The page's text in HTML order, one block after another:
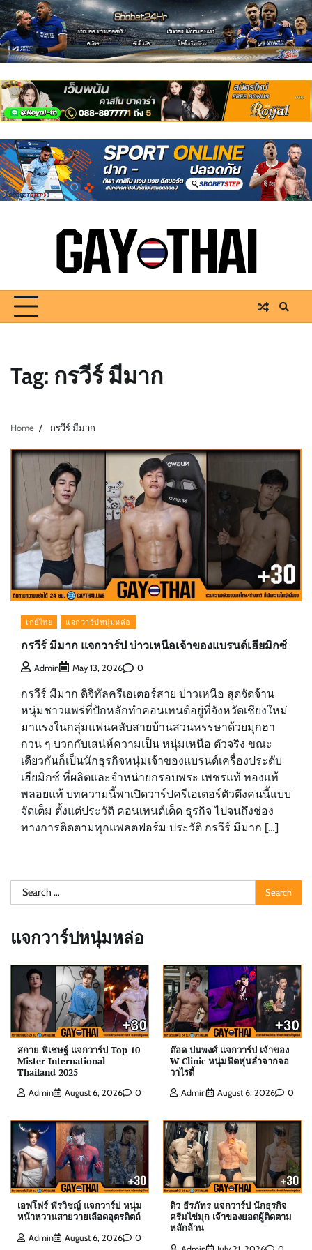
Tag: กรวีร์ มีมาก
Home กรวีร์ มีมาก
เกย์ไทย แจกวาร์ปหนุ่มหล่อ
กรวีร์ มีมาก แจกวาร์ป บ่าวเหนือเจ้าของแบรนด์เฮียมิกซ์
Admin May 13, 2026 0
กรวีร์ มีมาก ดิจิทัลครีเอเตอร์สาย บ่าวเหนือ สุดจัดจ้าน
หนุ่มชาวแพร่ที่ปักหลักทำคอนเทนต์อยู่ที่จังหวัดเชียงใหม่
มาแรงในกลุ่มแฟนคลับสายบ้านสวนหรรษาด้วยมุกฮา
กวน ๆ บวกกับเสน่ห์ความเป็น หนุ่มเหนือ ตัวจริง ขณะ
เดียวกันก็เป็นนักธุรกิจหนุ่มเจ้าของแบรนด์เครื่องประดับ
เฮียมิกซ์ ที่ผลิตและจำหน่ายกรอบพระ เพชรแท้ ทองแท้
พลอยแท้ บทความนี้พาเปิดวาร์ปครีเอเตอร์ตัวตึงคนนี้แบบ
จัดเต็ม ตั้งแต่ประวัติ คอนเทนต์เด็ด ธุรกิจ ไปจนถึงช่อง
ทางการติดตามทุกแพลตฟอร์ม ประวัติ กรวีร์ มีมาก […]
Search
for:
แจกวาร์ปหนุ่มหล่อ
สกาย พิเชษฐ์ แจกวาร์ป Top 10
Mister International
Thailand 2025
Admin August 6, 2026 0
ต๊อด ปนพงศ์ แจกวาร์ป เจ้าของ
W Clinic หนุ่มฟิตหุ่นล่ำจากจอ
วาไรตี้
Admin August 6, 2026 0
เอฟโฟร์ พีรวิชญ์ แจกวาร์ป หนุ่ม
หน้าหวานสายวายเลือดอุตรดิตถ์
Admin August 6, 2026 0
ดิว ธีรภัทร แจกวาร์ป นักธุรกิจ
ครีมไข่มุก เจ้าของยอดผู้ติดตาม
หลักล้าน
ต๊อด ปนพงศ์ แจกวาร์ป เจ้าของ W Clinic หนุ่มฟิตหุ่น
ล่ำจากจอวาไรตี้
Admin August 6, 2026